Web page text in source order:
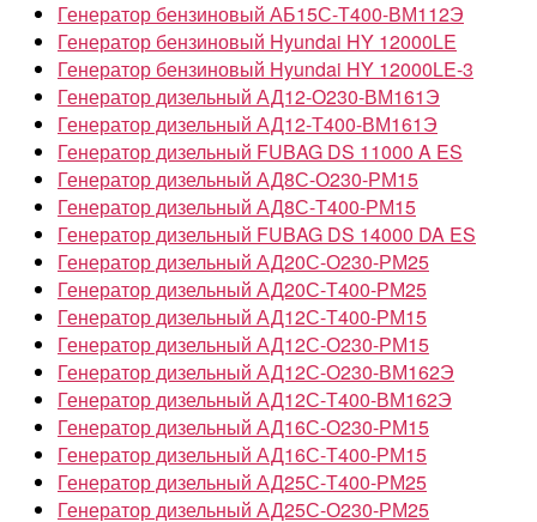
Генератор бензиновый АБ15С-Т400-ВМ112Э
Генератор бензиновый Hyundai HY 12000LE
Генератор бензиновый Hyundai HY 12000LE-3
Генератор дизельный АД12-О230-ВМ161Э
Генератор дизельный АД12-Т400-ВМ161Э
Генератор дизельный FUBAG DS 11000 A ES
Генератор дизельный АД8С-О230-РМ15
Генератор дизельный АД8С-Т400-РМ15
Генератор дизельный FUBAG DS 14000 DA ES
Генератор дизельный АД20С-О230-РМ25
Генератор дизельный АД20С-Т400-РМ25
Генератор дизельный АД12С-Т400-РМ15
Генератор дизельный АД12С-О230-РМ15
Генератор дизельный АД12С-О230-ВМ162Э
Генератор дизельный АД12С-Т400-ВМ162Э
Генератор дизельный АД16С-О230-РМ15
Генератор дизельный АД16С-Т400-РМ15
Генератор дизельный АД25С-Т400-РМ25
Генератор дизельный АД25С-О230-РМ25